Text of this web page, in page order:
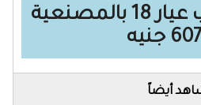
سعر جرام ذهب عيار 18 بالمصنعية
أيضاً